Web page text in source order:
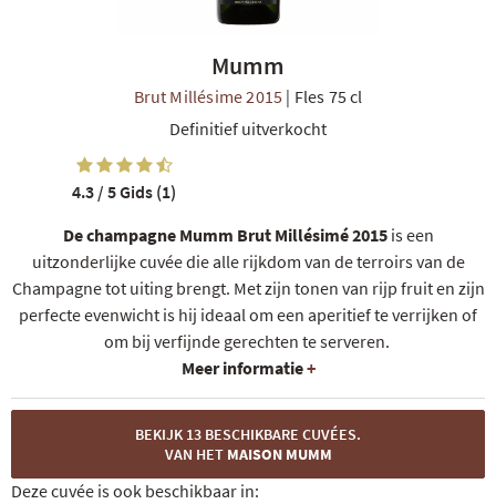
Mumm
Brut Millésime 2015 | Fles 75 cl
Definitief uitverkocht
De champagne Mumm Brut Millésimé 2015is een
uitzonderlijke cuvée die alle rijkdom van de terroirs van de
Champagne tot uiting brengt. Met zijn tonen van rijp fruit en zijn
perfecte evenwicht is hij ideaal om een aperitief te verrijken of
om bij verfijnde gerechten te serveren.
Meer informatie+
4.3 / 5Gids (1)
BEKIJK 13 BESCHIKBARE CUVÉES.
VAN HET MAISON MUMM
Deze cuvée is ook beschikbaar in: